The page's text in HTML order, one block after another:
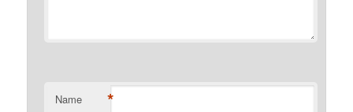
Name *